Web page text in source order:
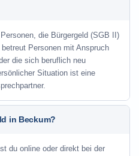
die Bürgergeld (SGB II)
Personen mit Anspruch
die sich beruflich neu
Situation ist eine
in Beckum?
du online oder direkt bei der